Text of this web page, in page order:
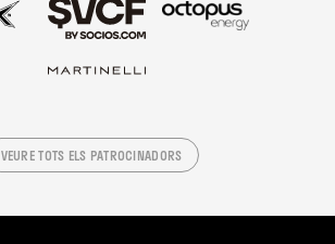
VEURE TOTS ELS PATROCINADORS